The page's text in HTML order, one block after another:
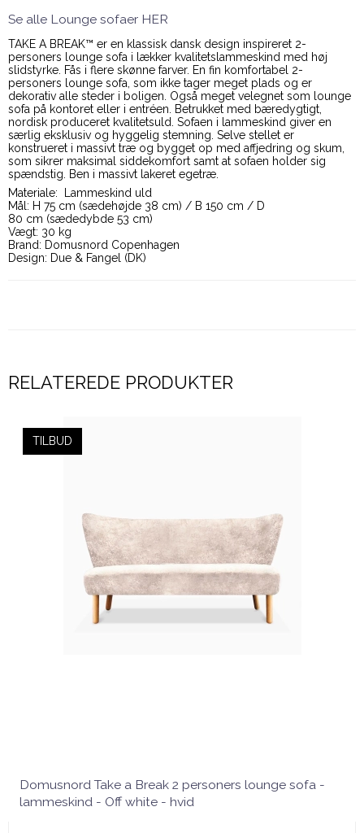
Se alle Lounge sofaer HER
TAKE A BREAK™ er en klassisk dansk design inspireret 2-
personers lounge sofa i lækker kvalitetslammeskind med høj
slidstyrke. Fås i flere skønne farver. En fin komfortabel 2-
personers lounge sofa, som ikke tager meget plads og er
dekorativ alle steder i boligen. Også meget velegnet som lounge
sofa på kontoret eller i entréen. Betrukket med bæredygtigt,
nordisk produceret kvalitetsuld. Sofaen i lammeskind giver en
særlig eksklusiv og hyggelig stemning. Selve stellet er
konstrueret i massivt træ og bygget op med affjedring og skum,
som sikrer maksimal siddekomfort samt at sofaen holder sig
spændstig. Ben i massivt lakeret egetræ.
Materiale: Lammeskind uld
Mål: H 75 cm (sædehøjde 38 cm) / B 150 cm / D
80 cm (sædedybde 53 cm)
Vægt: 30 kg
Brand: Domusnord Copenhagen
Design: Due & Fangel (DK)
RELATEREDE PRODUKTER
TILBUD
Domusnord Take a Break 2 personers lounge sofa -
lammeskind - Off white - hvid